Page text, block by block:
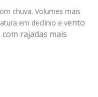
chuva. Volumes mais
em declínio e vento
rajadas mais